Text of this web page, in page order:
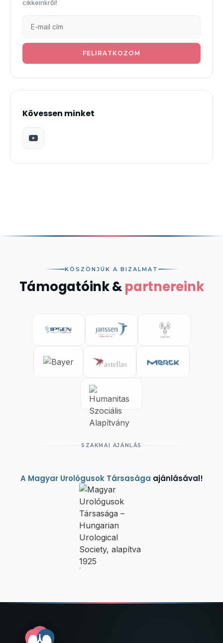
cikkeinkről!
FELIRATKOZOM
Kövessen minket
KÖSZÖNJÜK A BIZALMAT
Támogatóink &partnereink
SZAKMAI AJÁNLÁS
A Magyar Urológusok Társasága ajánlásával!